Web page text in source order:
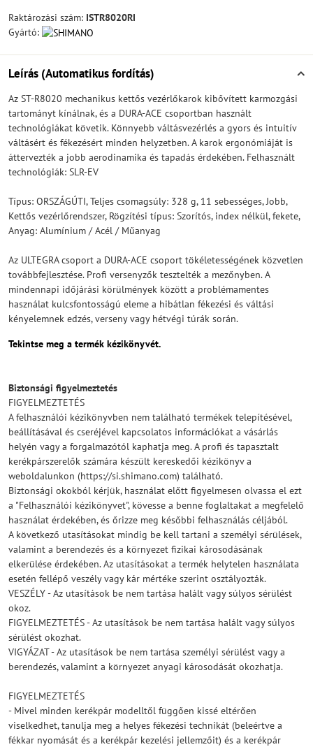
Raktározási szám: ISTR8020RI
Gyártó:
Leírás (Automatikus fordítás)
Az ST-R8020 mechanikus kettős vezérlőkarok kibővített karmozgási
tartományt kínálnak, és a DURA-ACE csoportban használt
technológiákat követik. Könnyebb váltásvezérlés a gyors és intuitív
váltásért és fékezésért minden helyzetben. A karok ergonómiáját is
áttervezték a jobb aerodinamika és tapadás érdekében. Felhasznált
technológiák: SLR-EV
Típus: ORSZÁGÚTI, Teljes csomagsúly: 328 g, 11 sebességes, Jobb,
Kettős vezérlőrendszer, Rögzítési típus: Szorítós, index nélkül, fekete,
Anyag: Alumínium / Acél / Műanyag
Az ULTEGRA csoport a DURA-ACE csoport tökéletességének közvetlen
továbbfejlesztése. Profi versenyzők tesztelték a mezőnyben. A
mindennapi időjárási körülmények között a problémamentes
használat kulcsfontosságú eleme a hibátlan fékezési és váltási
kényelemnek edzés, verseny vagy hétvégi túrák során.
Tekintse meg a termék kézikönyvét.
Biztonsági figyelmeztetés
FIGYELMEZTETÉS
A felhasználói kézikönyvben nem található termékek telepítésével,
beállításával és cseréjével kapcsolatos információkat a vásárlás
helyén vagy a forgalmazótól kaphatja meg. A profi és tapasztalt
kerékpárszerelők számára készült kereskedői kézikönyv a
weboldalunkon (https://si.shimano.com) található.
Biztonsági okokból kérjük, használat előtt figyelmesen olvassa el ezt
a "Felhasználói kézikönyvet", kövesse a benne foglaltakat a megfelelő
használat érdekében, és őrizze meg későbbi felhasználás céljából.
A következő utasításokat mindig be kell tartani a személyi sérülések,
valamint a berendezés és a környezet fizikai károsodásának
elkerülése érdekében. Az utasításokat a termék helytelen használata
esetén fellépő veszély vagy kár mértéke szerint osztályozták.
VESZÉLY - Az utasítások be nem tartása halált vagy súlyos sérülést
okoz.
FIGYELMEZTETÉS - Az utasítások be nem tartása halált vagy súlyos
sérülést okozhat.
VIGYÁZAT - Az utasítások be nem tartása személyi sérülést vagy a
berendezés, valamint a környezet anyagi károsodását okozhatja.
FIGYELMEZTETÉS
- Mivel minden kerékpár modelltől függően kissé eltérően
viselkedhet, tanulja meg a helyes fékezési technikát (beleértve a
fékkar nyomását és a kerékpár kezelési jellemzőit) és a kerékpár